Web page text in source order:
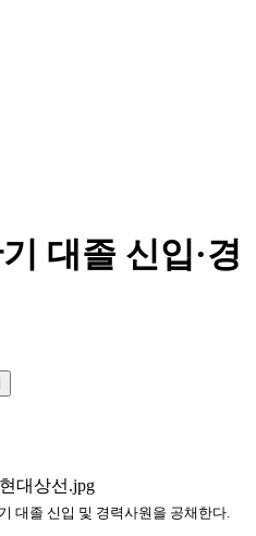
대졸 신입·경
대졸 신입 및 경력사원을 공채한다.